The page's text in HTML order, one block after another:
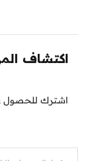
اكتشاف
اشترك للحصول
كتابة بريدك الإلكتروني...